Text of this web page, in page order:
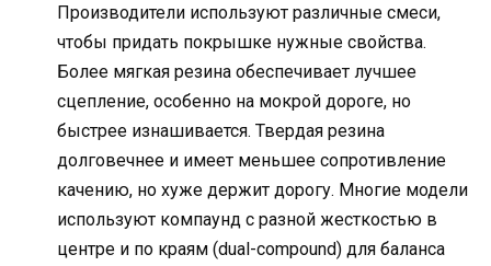
Производители используют различные смеси,
чтобы придать покрышке нужные свойства.
Более мягкая резина обеспечивает лучшее
сцепление, особенно на мокрой дороге, но
быстрее изнашивается. Твердая резина
долговечнее и имеет меньшее сопротивление
качению, но хуже держит дорогу. Многие модели
используют компаунд с разной жесткостью в
центре и по краям (dual-compound) для баланса